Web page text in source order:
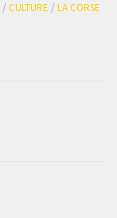
/ CULTURE / LA CORSE